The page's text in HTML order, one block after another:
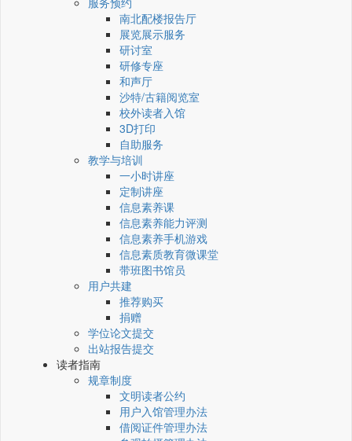
南北配楼报告厅
展览展示服务
研讨室
研修专座
和声厅
沙特/古籍阅览室
校外读者入馆
3D打印
自助服务
教学与培训
一小时讲座
定制讲座
信息素养课
信息素养能力评测
信息素养手机游戏
信息素质教育微课堂
带班图书馆员
用户共建
推荐购买
捐赠
学位论文提交
出站报告提交
读者指南
规章制度
文明读者公约
用户入馆管理办法
借阅证件管理办法